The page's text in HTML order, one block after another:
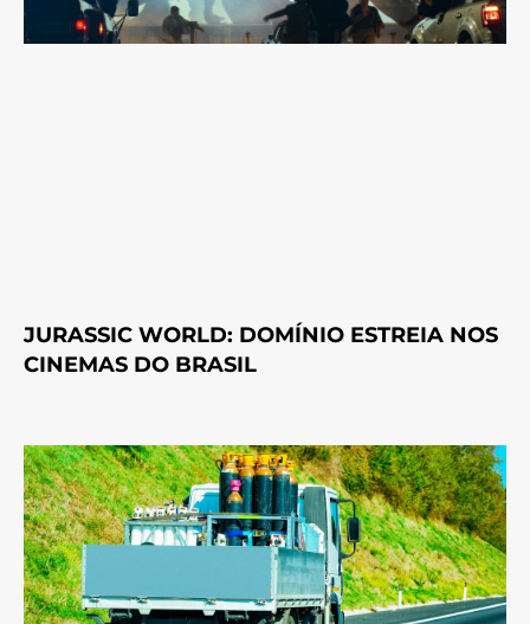
JURASSIC WORLD: DOMÍNIO ESTREIA NOS
CINEMAS DO BRASIL